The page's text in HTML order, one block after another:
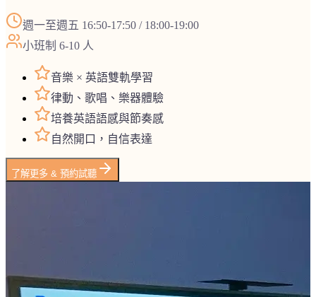
週一至週五 16:50-17:50 / 18:00-19:00
小班制 6-10 人
音樂 × 英語雙軌學習
律動、歌唱、樂器體驗
培養英語語感與節奏感
自然開口，自信表達
了解更多 & 預約試聽